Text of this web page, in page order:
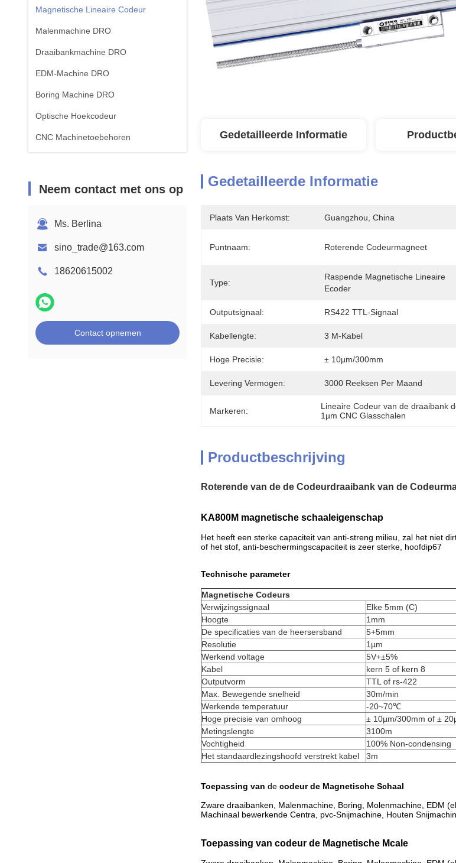
Magnetische Lineaire Codeur
Malenmachine DRO
Draaibankmachine DRO
EDM-Machine DRO
Boring Machine DRO
Optische Hoekcodeur
CNC Machinetoebehoren
Neem contact met ons op
Ms. Berlina
sino_trade@163.com
18620615002
Contact opnemen
Gedetailleerde Informatie
Gedetailleerde Informatie
Plaats Van Herkomst: Guangzhou, China
Puntnaam: Roterende Codeurmagneet
Type:
Raspende Magnetische Lineaire
Ecoder
Outputsignaal: RS422 TTL-Signaal
Kabellengte: 3 M-Kabel
Hoge Precisie: ± 10µm/300mm
Levering Vermogen: 3000 Reeksen Per Maand
Markeren: Lineaire Codeur van de draaibank
1µm CNC Glasschalen
Productbeschrijving
Roterende van de de Codeurdraaibank van de
KA800M magnetische schaal eigenschap
Het heeft een sterke capaciteit van anti-streng milieu, zal het niet
of het stof, anti-beschermingscapaciteit is zeer sterke, hoofdip67
Technische parameter
Magnetische Codeurs
Verwijzingssignaal
Elke 5mm (C)
Hoogte
1mm
De specificaties van de heersersband
5+5mm
Resolutie
1µm
Werkend voltage
5V+±5%
Kabel
kern 5 of kern 8
Outputvorm
TTL of rs-422
Max. Bewegende snelheid
30m/min
Werkende temperatuur
-20~70℃
Hoge precisie van omhoog
± 10µm/300mm of ±
Metingslengte
3100m
Vochtigheid
100% Non-condensing
Het standaardlezingshoofd verstrekt kabel
3m
Toepassing van de codeur de Magnetische Schaal
Zware draaibanken, Malenmachine, Boring, Molenmachine, EDM
Machinaal bewerkende Centra, pvc-Snijmachine, Houten
Toepassing van codeur de Magnetische Mcale